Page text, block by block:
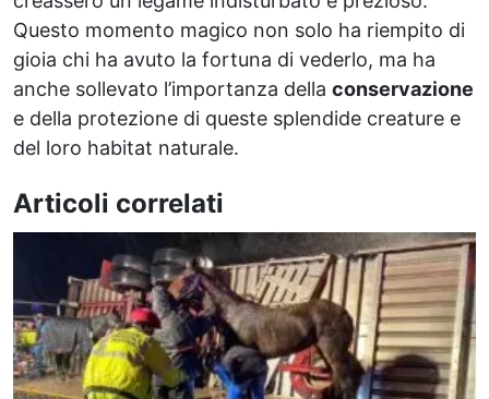
Questo momento magico non solo ha riempito di
gioia chi ha avuto la fortuna di vederlo, ma ha
anche sollevato l’importanza della conservazione
e della protezione di queste splendide creature e
del loro habitat naturale.
Articoli correlati